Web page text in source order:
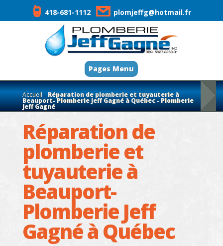
418-681-1112 plomjeffg@hotmail.fr
Pages Menu
Accueil Réparation de plomberie et tuyauterie à
Beauport- Plomberie Jeff Gagné à Québec - Plomberie
Jeff Gagné
Réparation de
plomberie et
tuyauterie à
Beauport-
Plomberie Jeff
Gagné à Québec